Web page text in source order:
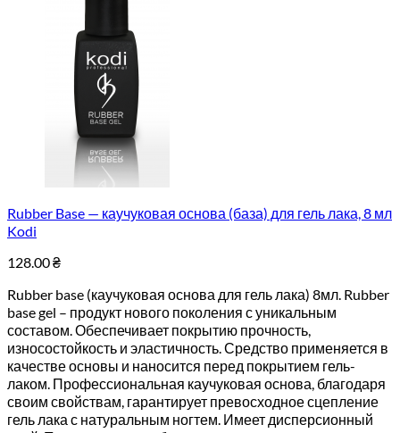
Rubber Base — каучуковая основа (база) для гель лака, 8 мл
Kodi
128.00₴
Rubber base (каучуковая основа для гель лака) 8мл. Rubber
base gel – продукт нового поколения с уникальным
составом. Обеспечивает покрытию прочность,
износостойкость и эластичность. Средство применяется в
качестве основы и наносится перед покрытием гель-
лаком. Профессиональная каучуковая основа, благодаря
своим свойствам, гарантирует превосходное сцепление
гель лака с натуральным ногтем. Имеет дисперсионный